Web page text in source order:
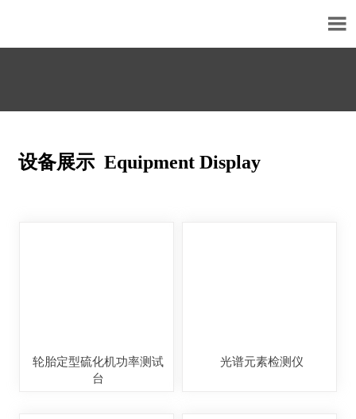

设备展示 Equipment Display
轮胎定型硫化机功率测试
台
光谱元素检测仪